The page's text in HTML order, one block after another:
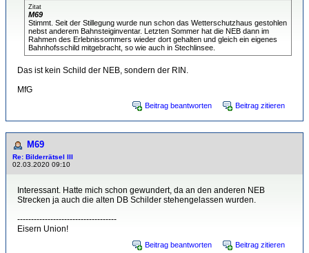
Zitat
M69
Stimmt. Seit der Stillegung wurde nun schon das Wetterschutzhaus gestohlen
nebst anderem Bahnsteiginventar. Letzten Sommer hat die NEB dann im
Rahmen des Erlebnissommers wieder dort gehalten und gleich ein eigenes
Bahnhofsschild mitgebracht, so wie auch in Stechlinsee.
Das ist kein Schild der NEB, sondern der RIN.
MfG
Beitrag beantworten Beitrag zitieren
M69
Re: Bilderrätsel III
02.03.2020 09:10
Interessant. Hatte mich schon gewundert, da an den anderen NEB
Strecken ja auch die alten DB Schilder stehengelassen wurden.
------------------------------------
Eisern Union!
Beitrag beantworten Beitrag zitieren